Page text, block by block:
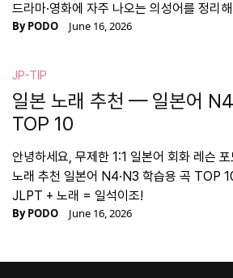
드라마·영화에 자주 나오는 의성어를 정리
ByPODO June 16, 2026
JP-TIP
일본 노래 추천 — 일본어
TOP 10
안녕하세요, 무제한 1:1 일본어 회화 레슨
노래 추천 일본어 N4·N3 학습용 곡 TOP
JLPT + 노래 = 일석이조!
ByPODO June 16, 2026